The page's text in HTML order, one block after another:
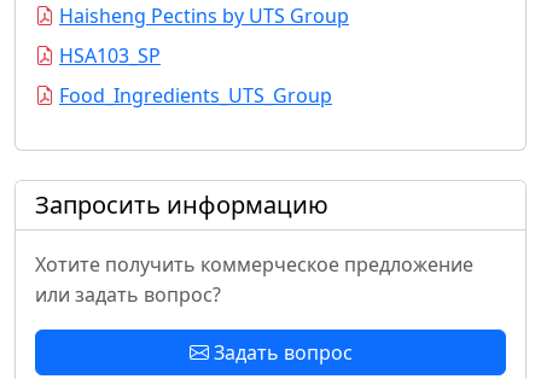
Haisheng Pectins by UTS Group
HSA103_SP
Food_Ingredients_UTS_Group
Запросить информацию
Хотите получить коммерческое предложение
или задать вопрос?
Задать вопрос